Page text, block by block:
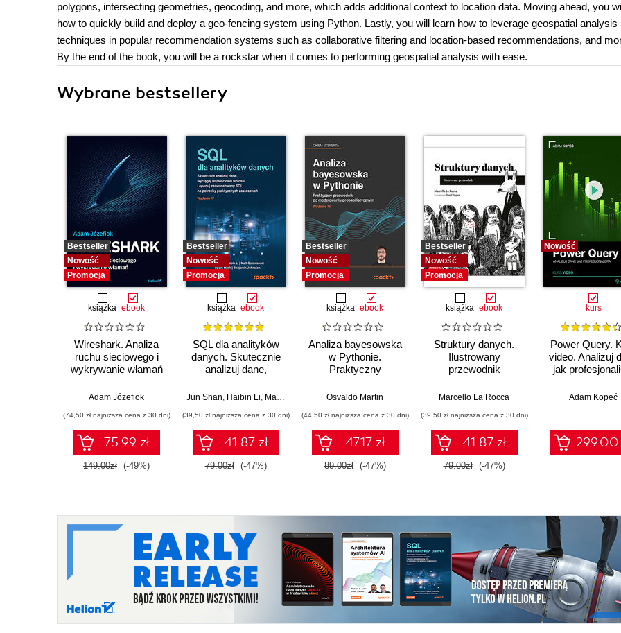
polygons, intersecting geometries, geocoding, and more, which adds additional context to location data. Moving ahead, you
how to quickly build and deploy a geo-fencing system using Python. Lastly, you will learn how to leverage geospatial analysis
techniques in popular recommendation systems such as collaborative filtering and location-based recommendations, and
By the end of the book, you will be a rockstar when it comes to performing geospatial analysis with ease.
Wybrane bestsellery
Bestseller
Nowość
Promocja
książka ebook
Wireshark. Analiza
ruchu sieciowego i
wykrywanie włamań
Adam Józefiok
(74,50 zł najniższa cena z 30 dni)
75.99 zł
149.00zł (-49%)
Bestseller
Nowość
Promocja
książka ebook
SQL dla analityków
danych. Skutecznie
analizuj dane,
wartościowe wnioski i
zaawansowany SQL
na potrzeby
praktycznych
zastosowań.
Wydanie IV
Jun Shan, Haibin Li, Matt Goldwasser ,Upom Malik,Benjamin Johnston
(39,50 zł najniższa cena z 30 dni)
41.87 zł
79.00zł (-47%)
Bestseller
Nowość
Promocja
książka ebook
Analiza bayesowska
w Pythonie.
Praktyczny
modelowaniu
Wydanie III
Osvaldo Martin
(44,50 zł najniższa cena z 30 dni)
47.17 zł
89.00zł (-47%)
Bestseller
Nowość
Promocja
książka ebook
Struktury danych.
Ilustrowany
przewodnik
Marcello La Rocca
(39,50 zł najniższa cena z 30 dni)
41.87 zł
79.00zł (-47%)
Nowość
kurs
Power Query.
video. Analizuj
jak
Adam Kopeć
299.00